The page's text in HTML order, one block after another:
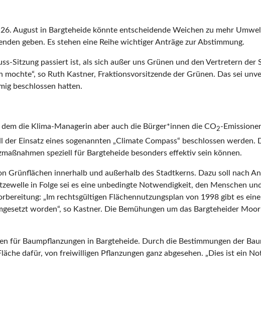
26. August in Bargteheide könnte entscheidende Weichen zu mehr
geben. Es stehen eine Reihe wichtiger Anträge zur Abstimmung.
Sitzung passiert ist, als sich außer uns Grünen und den Vertretern
so Ruth Kastner, Fraktionsvorsitzende der Grünen. Das sei
beschlossen hatten.
die Klima-Managerin aber auch die Bürger*innen die CO2-
Einsatz eines sogenannten „Climate Compass“ beschlossen
speziell für Bargteheide besonders effektiv sein können.
innerhalb und außerhalb des Stadtkerns. Dazu soll nach
in Folge sei es eine unbedingte Notwendigkeit, den Menschen
„Im rechtsgültigen Flächennutzungsplan von 1998 gibt es
worden“, so Kastner. Die Bemühungen um das Bargteheider
für Baumpflanzungen in Bargteheide. Durch die Bestimmungen der
dafür, von freiwilligen Pflanzungen ganz abgesehen. „Dies ist ein